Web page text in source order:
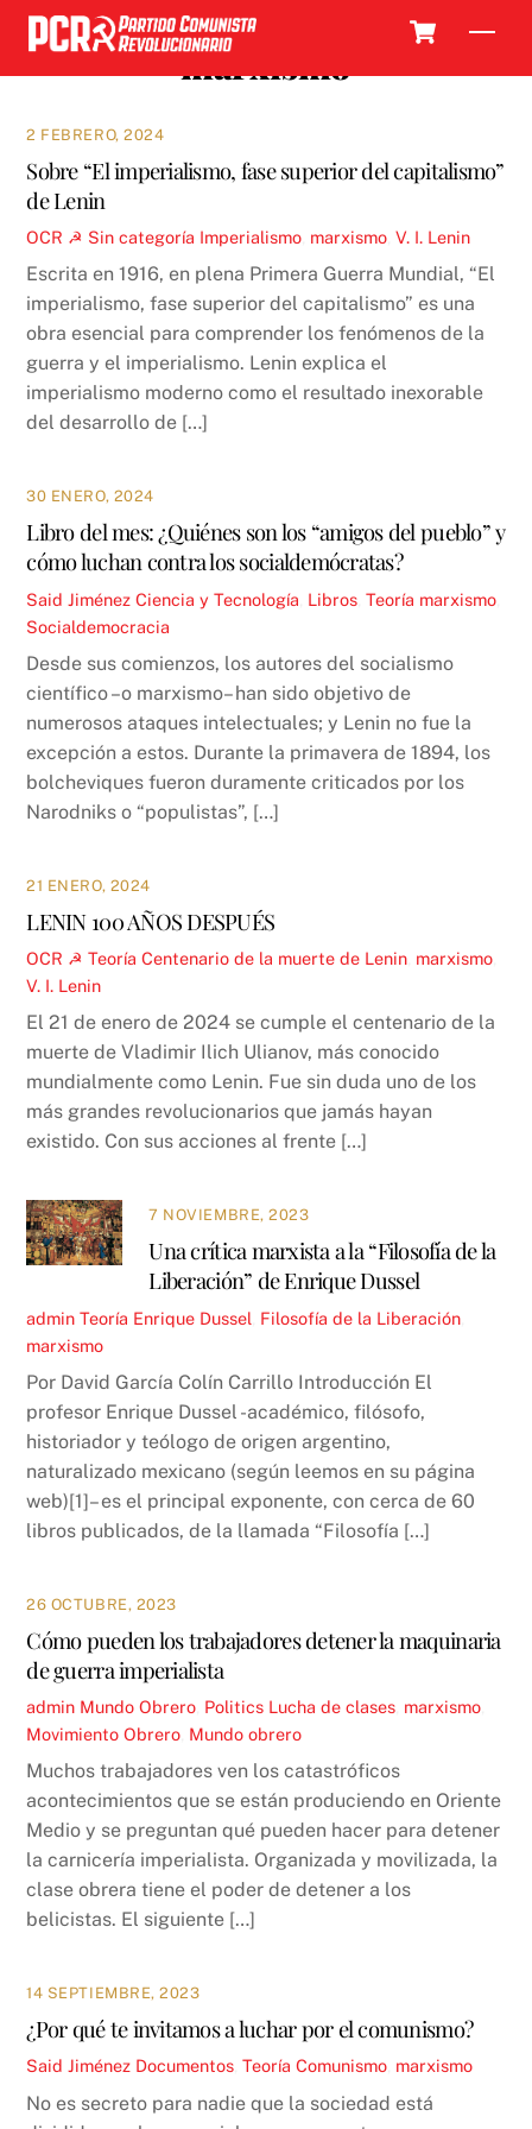
Skip
content
marxismo
2 FEBRERO, 2024
Sobre “El imperialismo, fase superior del capitalismo”
de Lenin
OCR ☭ Sin categoría Imperialismo marxismo ,V. I. Lenin
Escrita en 1916, en plena Primera Guerra Mundial, “El
imperialismo, fase superior del capitalismo” es una
obra esencial para comprender los fenómenos de la
guerra y el imperialismo. Lenin explica el
imperialismo moderno como el resultado inexorable
del desarrollo de […]
30 ENERO, 2024
Libro del mes: ¿Quiénes son los “amigos del pueblo” y
cómo luchan contra los socialdemócratas?
Said Jiménez Ciencia y Tecnología Libros ,Teoría marxismo
Socialdemocracia
Desde sus comienzos, los autores del socialismo
científico –o marxismo– han sido objetivo de
numerosos ataques intelectuales; y Lenin no fue la
excepción a estos. Durante la primavera de 1894, los
bolcheviques fueron duramente criticados por los
Narodniks o “populistas”, […]
21 ENERO, 2024
LENIN 100 AÑOS DESPUÉS
OCR ☭ Teoría Centenario de la muerte de Lenin marxismo
V. I. Lenin
El 21 de enero de 2024 se cumple el centenario de la
muerte de Vladimir Ilich Ulianov, más conocido
mundialmente como Lenin. Fue sin duda uno de los
más grandes revolucionarios que jamás hayan
existido. Con sus acciones al frente […]
7 NOVIEMBRE, 2023
Una crítica marxista a la “Filosofía de la
Liberación” de Enrique Dussel
admin Teoría Enrique Dussel Filosofía de la Liberación
marxismo
Por David García Colín Carrillo Introducción El
profesor Enrique Dussel -académico, filósofo,
historiador y teólogo de origen argentino,
naturalizado mexicano (según leemos en su página
web)[1]– es el principal exponente, con cerca de 60
libros publicados, de la llamada “Filosofía […]
26 OCTUBRE, 2023
Cómo pueden los trabajadores detener la maquinaria
de guerra imperialista
admin Mundo Obrero Politics Lucha de clases marxismo
Movimiento Obrero Mundo obrero
Muchos trabajadores ven los catastróficos
acontecimientos que se están produciendo en Oriente
Medio y se preguntan qué pueden hacer para detener
la carnicería imperialista. Organizada y movilizada, la
clase obrera tiene el poder de detener a los
belicistas. El siguiente […]
14 SEPTIEMBRE, 2023
¿Por qué te invitamos a luchar por el comunismo?
Said Jiménez Documentos ,Teoría Comunismo marxismo
No es secreto para nadie que la sociedad está